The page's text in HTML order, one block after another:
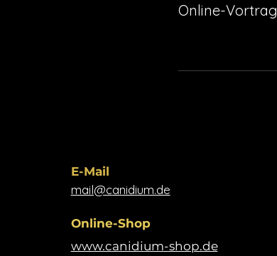
Online-Vortrag
​​E-Mail​
mail@canidium.de
Online-Shop
www.canidium-shop.de